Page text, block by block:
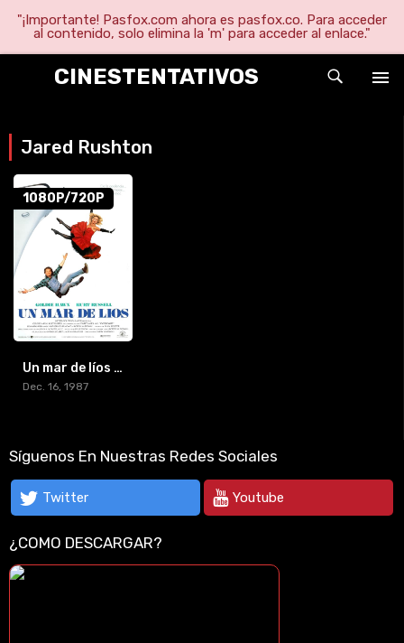
"¡Importante! Pasfox.com ahora es pasfox.co. Para acceder
al contenido, solo elimina la 'm' para acceder al enlace."
CINESTENTATIVOS
Jared Rushton
1080P/720P
Un mar de líos (1987) [BR-RIP] [HD-1080p]
Dec. 16, 1987
Síguenos En Nuestras Redes Sociales
Twitter Youtube
¿COMO DESCARGAR?